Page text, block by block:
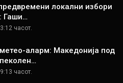
локални избори
Гаши…
часот.
аларм: Македонија под
часот.